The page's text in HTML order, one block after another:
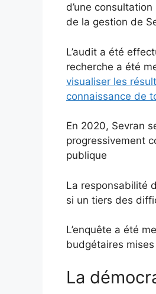
d’une
de la gestion de
L’audit a été
recherche a été
visualiser les
connaissance de
En 2020, Sevran
progressivement
publique
La responsabilité
si un tiers des
L’enquête a été
budgétaires
La